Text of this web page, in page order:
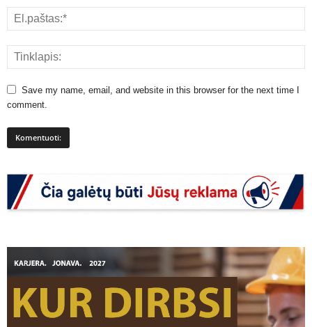
Save my name, email, and website in this browser for the next time I
comment.